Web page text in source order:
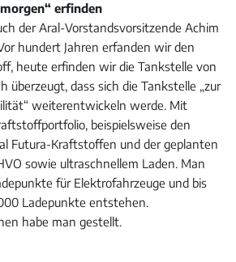
erfinden
der Aral-Vorstandsvorsitzende Achim
hundert Jahren erfanden wir den
heute erfinden wir die Tankstelle von
überzeugt, dass sich die Tankstelle „zur
weiterentwickeln werde. Mit
beispielsweise den
Futura-Kraftstoffen und der geplanten
sowie ultraschnellem Laden. Man
für Elektrofahrzeuge und bis
Ladepunkte entstehen.
habe man gestellt.